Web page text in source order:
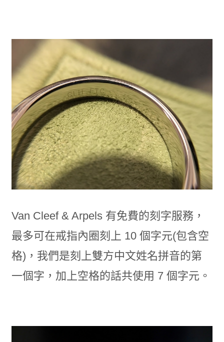
Van Cleef & Arpels 有免費的刻字服務，
最多可在戒指內圈刻上 10 個字元(包含空
格)，我們是刻上雙方中文姓名拼音的第
一個字，加上空格的話共使用 7 個字元。